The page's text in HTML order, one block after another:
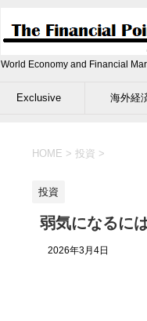
World Economy and Financial
Exclusive 海外経
HOME > 投資 >
投資
弱気になるに
2026年3月4日